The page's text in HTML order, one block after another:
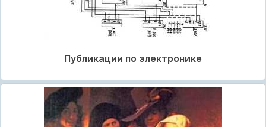
Публикации по электронике